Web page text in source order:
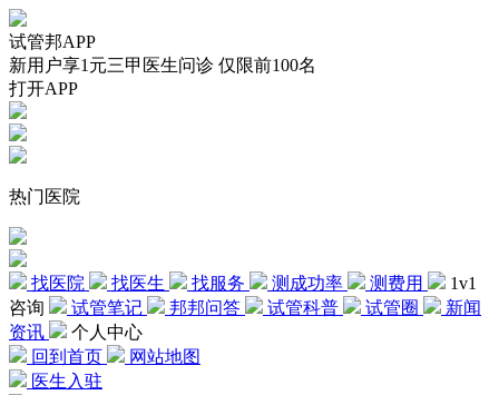
试管邦APP
新用户享1元三甲医生问诊 仅限前100名
打开APP
热门医院
找医院 找医生 找服务 测成功率 测费用
1v1
咨询
试管笔记 邦邦问答 试管科普 试管圈
新闻
资讯
个人中心
回到首页
网站地图
医生入驻